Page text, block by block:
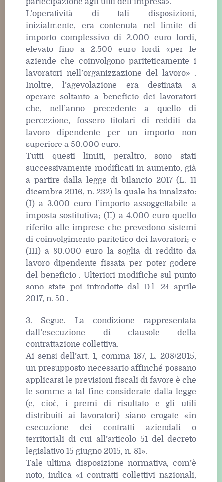
L’operatività di tali disposizioni,
inizialmente, era contenuta nel limite di
importo complessivo di 2.000 euro lordi,
elevato fino a 2.500 euro lordi «per le
aziende che coinvolgono pariteticamente i
lavoratori nell’organizzazione del lavoro» .
Inoltre, l’agevolazione era destinata a
operare soltanto a beneficio dei lavoratori
che, nell’anno precedente a quello di
percezione, fossero titolari di redditi da
lavoro dipendente per un importo non
superiore a 50.000 euro.
Tutti questi limiti, peraltro, sono stati
successivamente modificati in aumento, già
a partire dalla legge di bilancio 2017 (L. 11
dicembre 2016, n. 232) la quale ha innalzato:
(I) a 3.000 euro l’importo assoggettabile a
imposta sostitutiva; (II) a 4.000 euro quello
riferito alle imprese che prevedono sistemi
di coinvolgimento paritetico dei lavoratori; e
(III) a 80.000 euro la soglia di reddito da
lavoro dipendente fissata per poter godere
del beneficio . Ulteriori modifiche sul punto
sono state poi introdotte dal D.l. 24 aprile
2017, n. 50 .
3. Segue. La condizione rappresentata
dall’esecuzione di clausole della
contrattazione collettiva.
Ai sensi dell’art. 1, comma 187, L. 208/2015,
un presupposto necessario affinché possano
applicarsi le previsioni fiscali di favore è che
le somme a tal fine considerate dalla legge
(e, cioè, i premi di risultato e gli utili
distribuiti ai lavoratori) siano erogate «in
esecuzione dei contratti aziendali o
territoriali di cui all’articolo 51 del decreto
legislativo 15 giugno 2015, n. 81».
Tale ultima disposizione normativa, com’è
noto, indica «i contratti collettivi nazionali,